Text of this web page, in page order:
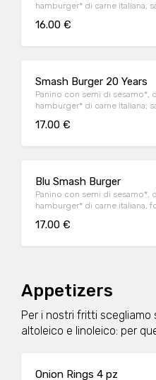
hamburger* di carne italiana,
iceberg e cetriolini,
16.00 €
Smash Burger 20 Years
Panino con semi di sesamo*,
hamburger* di carne italiana,
insalata iceberg, salsa
17.00 €
Blu Smash Burger
Panino con semi di sesamo*,
hamburger* di carne italiana,
insalata iceberg, servito con
17.00 €
Appetizers
Per i nostri fritti scegliamo
altoleico e linoleico: per
Onion Rings 4 pz